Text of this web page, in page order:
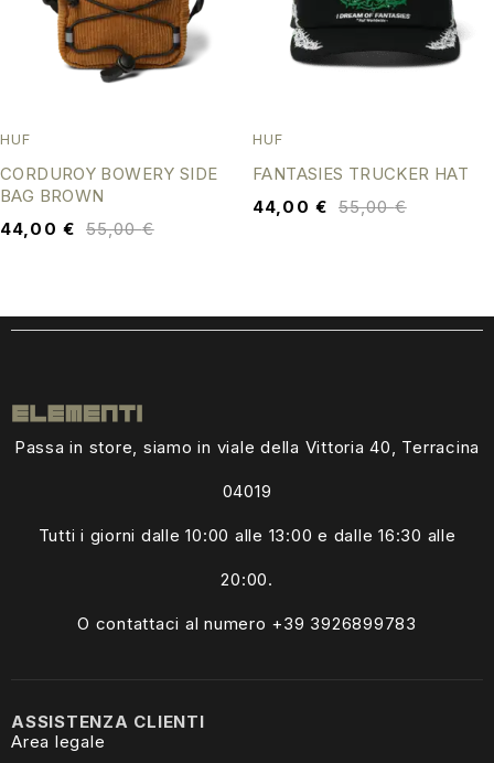
HUF
CORDUROY BOWERY SIDE
BAG BROWN
55,00€
44,00 €
HUF
FANTASIES TRUCKER HAT
55,00€
44,00 €
Passa in store, siamo in viale della Vittoria 40, Terracina
04019
Tutti i giorni dalle10:00 alle 13:00 e dalle 16:30 alle
20:00.
O contattaci al numero +39 3926899783
ASSISTENZA CLIENTI
Area legale